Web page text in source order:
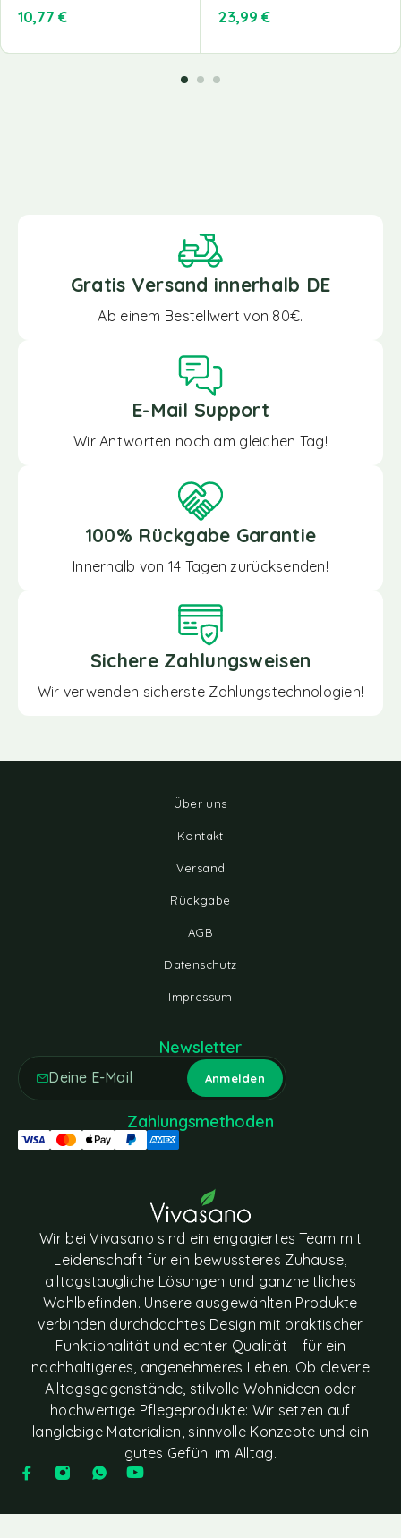
10,77 € 23,99 €
Gratis Versand innerhalb DE
Ab einem Bestellwert von 80€.
E-Mail Support
Wir Antworten noch am gleichen Tag!
100% Rückgabe Garantie
Innerhalb von 14 Tagen zurücksenden!
Sichere Zahlungsweisen
Wir verwenden sicherste Zahlungstechnologien!
Über uns
Kontakt
Versand
Rückgabe
AGB
Datenschutz
Impressum
Wir bei Vivasano sind ein engagiertes Team mit
Leidenschaft für ein bewussteres Zuhause,
alltagstaugliche Lösungen und ganzheitliches
Wohlbefinden. Unsere ausgewählten Produkte
verbinden durchdachtes Design mit praktischer
Funktionalität und echter Qualität – für ein
nachhaltigeres, angenehmeres Leben. Ob clevere
Alltagsgegenstände, stilvolle Wohnideen oder
hochwertige Pflegeprodukte: Wir setzen auf
langlebige Materialien, sinnvolle Konzepte und ein
gutes Gefühl im Alltag.
Newsletter
Zahlungsmethoden